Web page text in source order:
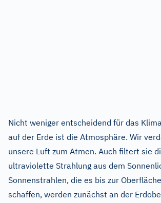
Nicht weniger entscheidend für das
auf der Erde ist die Atmosphäre. Wir
unsere Luft zum Atmen. Auch filtert sie
ultraviolette Strahlung aus dem
Sonnenstrahlen, die es bis zur
schaffen, werden zunächst an der